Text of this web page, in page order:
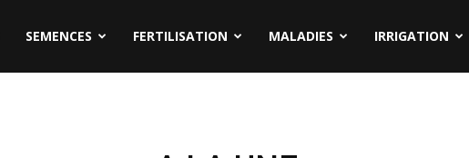
SEMENCES FERTILISATION MALADIES IRRIGATION